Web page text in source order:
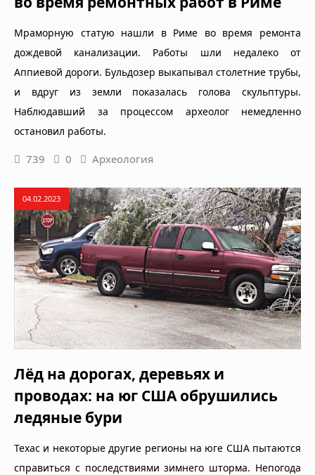
Мраморную статую нашли в Риме во время ремонта
дождевой канализации. Работы шли недалеко от
Аппиевой дороги. Бульдозер выкапывал столетние трубы,
и вдруг из земли показалась голова скульптуры.
Наблюдавший за процессом археолог немедленно
остановил работы.
739 0 Археология
04.02.2023
Лёд на дорогах, деревьях и
проводах: на юг США обрушились
ледяные бури
Техас и некоторые другие регионы на юге США пытаются
справиться с последствиями зимнего шторма. Непогода